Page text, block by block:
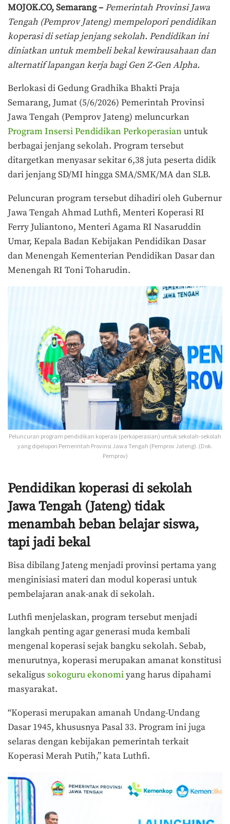
MOJOK.CO, Semarang – Pemerintah Provinsi Jawa
Tengah (Pemprov Jateng) mempelopori pendidikan
koperasi di setiap jenjang sekolah. Pendidikan ini
diniatkan untuk membeli bekal kewirausahaan dan
alternatif lapangan kerja bagi Gen Z-Gen Alpha.
Berlokasi di Gedung Gradhika Bhakti Praja
Semarang, Jumat (5/6/2026) Pemerintah Provinsi
Jawa Tengah (Pemprov Jateng) meluncurkan
Program Insersi Pendidikan Perkoperasian untuk
berbagai jenjang sekolah. Program tersebut
ditargetkan menyasar sekitar 6,38 juta peserta didik
dari jenjang SD/MI hingga SMA/SMK/MA dan SLB.
Peluncuran program tersebut dihadiri oleh Gubernur
Jawa Tengah Ahmad Luthfi, Menteri Koperasi RI
Ferry Juliantono, Menteri Agama RI Nasaruddin
Umar, Kepala Badan Kebijakan Pendidikan Dasar
dan Menengah Kementerian Pendidikan Dasar dan
Menengah RI Toni Toharudin.
Peluncuran program pendidikan koperasi (perkoperasian) untuk sekolah-sekolah
yang dipelopori Pemerintah Provinsi Jawa Tengah (Pemprov Jateng). (Dok.
Pemprov)
Pendidikan koperasi di sekolah
Jawa Tengah (Jateng) tidak
menambah beban belajar siswa,
tapi jadi bekal
Bisa dibilang Jateng menjadi provinsi pertama yang
menginisiasi materi dan modul koperasi untuk
pembelajaran anak-anak di sekolah.
Luthfi menjelaskan, program tersebut menjadi
langkah penting agar generasi muda kembali
mengenal koperasi sejak bangku sekolah. Sebab,
menurutnya, koperasi merupakan amanat konstitusi
sekaligus sokoguru ekonomiyang harus dipahami
masyarakat.
“Koperasi merupakan amanah Undang-Undang
Dasar 1945, khususnya Pasal 33. Program ini juga
selaras dengan kebijakan pemerintah terkait
Koperasi Merah Putih,” kata Luthfi.